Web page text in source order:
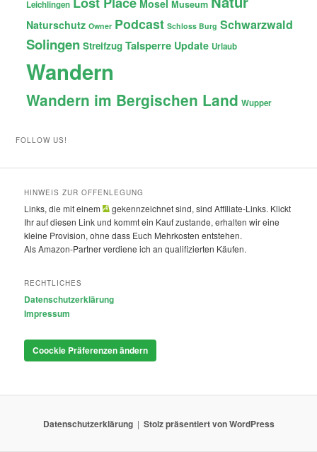
Leichlingen Mosel Museum
Naturschutz Owner Podcast Schloss Burg Schwarzwald
Solingen Streifzug Talsperre Update Urlaub
Wandern
Wandern im Bergischen Land Wupper
FOLLOW US!
HINWEIS ZUR OFFENLEGUNG
Links, die mit einem
gekennzeichnet sind, sind Affiliate-Links. Klickt
Ihr auf diesen Link und kommt ein Kauf zustande, erhalten wir eine
kleine Provision, ohne dass Euch Mehrkosten entstehen.
Als Amazon-Partner verdiene ich an qualifizierten Käufen.
RECHTLICHES
Datenschutzerklärung
Impressum
Coockie Präferenzen ändern
Datenschutzerklärung Stolz präsentiert von WordPress